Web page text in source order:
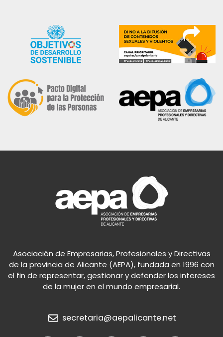
Asociación de Empresarias, Profesionales y Directivas
de la provincia de Alicante (AEPA), fundada en 1996 con
el fin de representar, gestionar y defender los intereses
de la mujer en el mundo empresarial.
secretaria@aepalicante.net